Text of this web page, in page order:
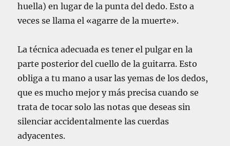
huella) en lugar de la punta del dedo. Esto a
veces se llama el «agarre de la muerte».
La técnica adecuada es tener el pulgar en la
parte posterior del cuello de la guitarra. Esto
obliga a tu mano a usar las yemas de los dedos,
que es mucho mejor y más precisa cuando se
trata de tocar solo las notas que deseas sin
silenciar accidentalmente las cuerdas
adyacentes.